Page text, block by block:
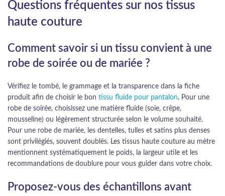
Questions fréquentes sur nos tissus
haute couture
Comment savoir si un tissu convient à une
robe de soirée ou de mariée ?
Vérifiez le tombé, le grammage et la transparence dans la fiche
produit afin de choisir le bon tissu fluide pour pantalon. Pour une
robe de soirée, choisissez une matière fluide (soie, crêpe,
mousseline) ou légèrement structurée selon le volume souhaité.
Pour une robe de mariée, les dentelles, tulles et satins plus denses
sont privilégiés, souvent doublés. Les tissus haute couture au mètre
mentionnent systématiquement le poids, la largeur utile et les
recommandations de doublure pour vous guider dans votre choix.
Proposez-vous des échantillons avant